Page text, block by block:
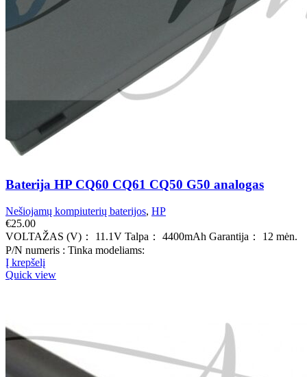
Baterija HP CQ60 CQ61 CQ50 G50 analogas
Nešiojamų kompiuterių baterijos, HP
€25.00
VOLTAŽAS (V)： 11.1V Talpa： 4400mAh Garantija： 12 mėn.
P/N numeris : Tinka modeliams:
Į krepšelį
Quick view